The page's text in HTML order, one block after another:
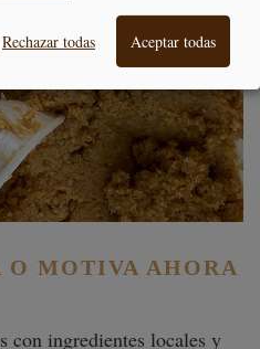
O MOTIVA AHORA
con ingredientes locales y
Rechazar todas Aceptar todas